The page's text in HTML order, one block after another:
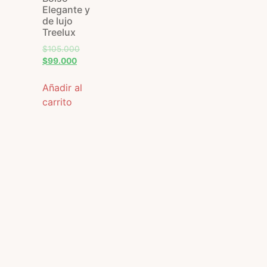
Elegante y
de lujo
Treelux
$105.000
$99.000
Añadir al
carrito